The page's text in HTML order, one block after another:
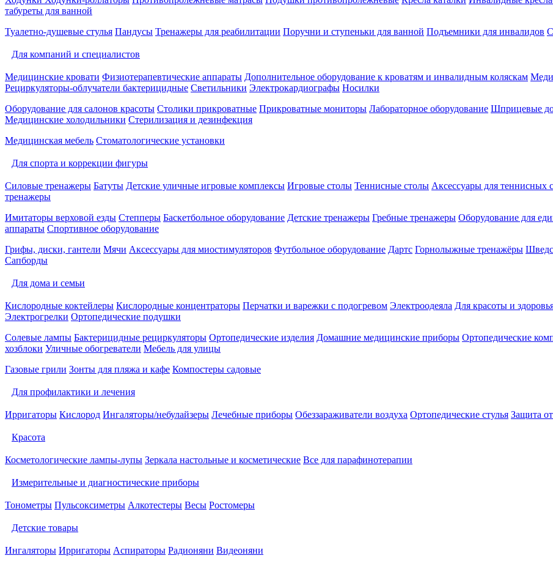
табуреты для ванной
Туалетно-душевые стулья Пандусы Тренажеры для реабилитации Поручни и ступеньки для ванной Подъемники для инвалидов
Для компаний и специалистов
Медицинские кровати Физиотерапевтические аппараты Дополнительное оборудование к кроватям и инвалидным коляскам
Рециркуляторы-облучатели бактерицидные Светильники Электрокардиографы Носилки
Оборудование для салонов красоты Столики прикроватные Прикроватные мониторы Лабораторное оборудование Шприцевые
Медицинские холодильники Стерилизация и дезинфекция
Медицинская мебель Стоматологические установки
Для спорта и коррекции фигуры
Силовые тренажеры Батуты Детские уличные игровые комплексы Игровые столы Теннисные столы Аксессуары для теннисных
тренажеры
Имитаторы верховой езды Степперы Баскетбольное оборудование Детские тренажеры Гребные тренажеры Оборудование для
аппараты Спортивное оборудование
Грифы, диски, гантели Мячи Аксессуары для миостимуляторов Футбольное оборудование Дартс Горнолыжные тренажёры
Сапборды
Для дома и семьи
Кислородные коктейлеры Кислородные концентраторы Перчатки и варежки с подогревом Электроодеяла Для красоты и
Электрогрелки Ортопедические подушки
Солевые лампы Бактерицидные рециркуляторы Ортопедические изделия Домашние медицинские приборы Ортопедические
хозблоки Уличные обогреватели Мебель для улицы
Газовые грили Зонты для пляжа и кафе Компостеры садовые
Для профилактики и лечения
Ирригаторы Кислород Ингаляторы/небулайзеры Лечебные приборы Обеззараживатели воздуха Ортопедические стулья Защита
Красота
Косметологические лампы-лупы Зеркала настольные и косметические Все для парафинотерапии
Измерительные и диагностические приборы
Тонометры Пульсоксиметры Алкотестеры Весы Ростомеры
Детские товары
Ингаляторы Ирригаторы Аспираторы Радионяни Видеоняни